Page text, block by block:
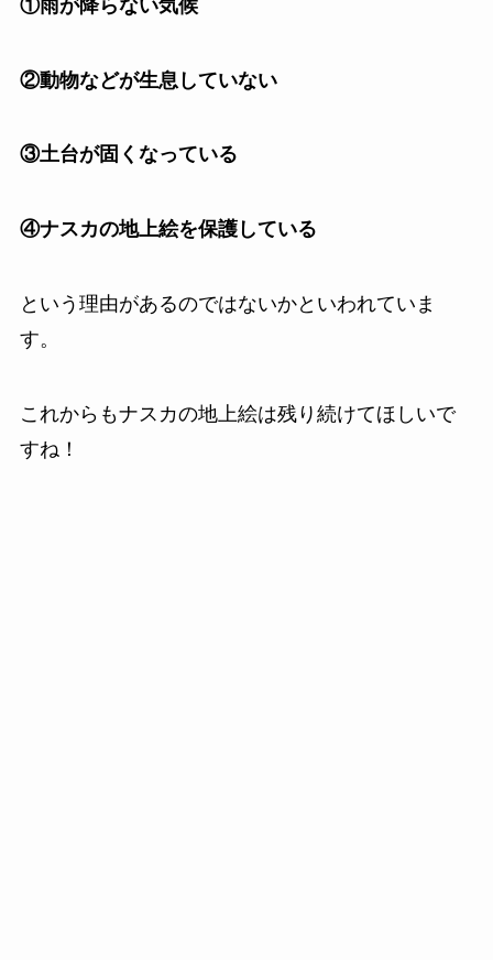
①雨が降らない気候
②動物などが生息していない
③土台が固くなっている
④ナスカの地上絵を保護している
という理由があるのではないかといわれていま
す。
これからもナスカの地上絵は残り続けてほしいで
すね！